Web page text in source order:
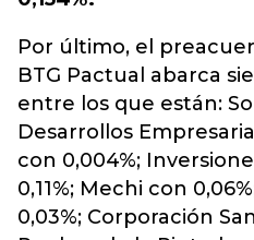
Por último, el
BTG Pactual abarca
entre los que están:
Desarrollos
con 0,004%;
0,11%; Mechi con
0,03%; Corporación